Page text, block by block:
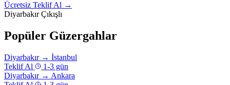
Ücretsiz Teklif Al →
Diyarbakır Çıkışlı
Popüler Güzergahlar
Diyarbakır → İstanbul
Teklif Al
1-3 gün
Diyarbakır → Ankara